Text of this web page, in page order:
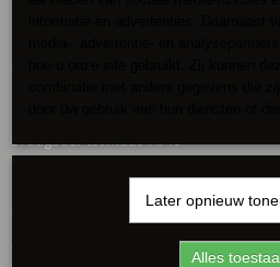
Draagbaar tot maat 44/46
125 cm lengte met de
40%viscose/55%polyester/5%elastan
Later opnieuw
Alles